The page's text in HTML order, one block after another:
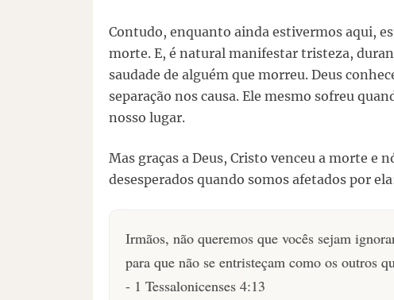
Contudo, enquanto ainda estivermos aqui,
morte. E, é natural manifestar tristeza,
saudade de alguém que morreu. Deus
separação nos causa. Ele mesmo sofreu
nosso lugar.
Mas graças a Deus, Cristo venceu a morte e
desesperados quando somos afetados por
Irmãos, não queremos que vocês sejam
para que não se entristeçam como os outros
- 1 Tessalonicenses 4:13